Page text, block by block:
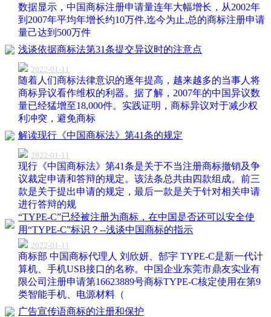
数据显示，中国商标注册申请量连年大幅增长，从2002年
到2007年平均年增长约10万件,迄今为止,总的商标注册申请
量己达到500万件
浅谈依据商标法第31条提交异议时的注意点
2022-01-11
随着人们商标法律意识的逐年提高，越来越多的当事人将
商标异议看作维权的利器。据了解，2007年的中国异议数
量已经猛增至18,000件。实践证明，商标异议对于减少权
利冲突，避免商标
解读现行《中国商标法》第41条的规定
2022-01-11
现行《中国商标法》第41条是关于不当注册商标撤销及争
议裁定申请和答辩的规定。该法条总共由四款组成。前三
款是关于提出申请的规定，最后一款是关于针对相关申请
进行答辩的规
“TYPE-C”已经被注册为商标，在中国是否还可以安全使
用“TYPE-C”标识？--浅谈中国商标的指示
2022-01-11
商标部 中国商标代理人 刘欣妍、郜宇 TYPE-C是新一代计
算机、手机USB接口的名称。中国企业东莞市鼎友实业有
限公司注册申请第16623889号商标TYPE-C核定使用在第9
类智能手机、电源材料（
广告宣传语商标的注册和保护